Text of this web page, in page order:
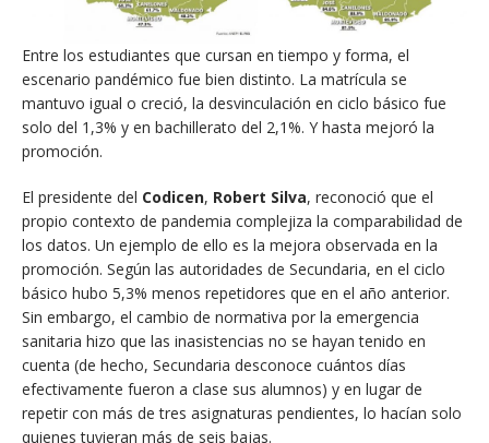
Entre los estudiantes que cursan en tiempo y forma, el
escenario pandémico fue bien distinto. La matrícula se
mantuvo igual o creció, la desvinculación en ciclo básico fue
solo del 1,3% y en bachillerato del 2,1%. Y hasta mejoró la
promoción.
El presidente del Codicen, Robert Silva, reconoció que el
propio contexto de pandemia complejiza la comparabilidad de
los datos. Un ejemplo de ello es la mejora observada en la
promoción. Según las autoridades de Secundaria, en el ciclo
básico hubo 5,3% menos repetidores que en el año anterior.
Sin embargo, el cambio de normativa por la emergencia
sanitaria hizo que las inasistencias no se hayan tenido en
cuenta (de hecho, Secundaria desconoce cuántos días
efectivamente fueron a clase sus alumnos) y en lugar de
repetir con más de tres asignaturas pendientes, lo hacían solo
quienes tuvieran más de seis bajas.